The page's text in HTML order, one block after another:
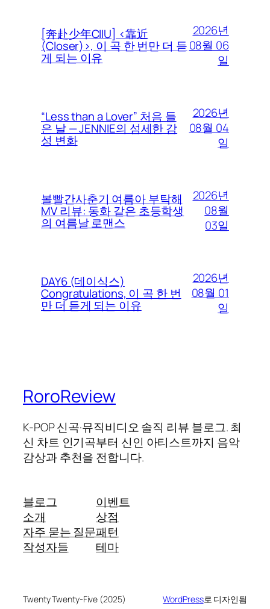
[奔赴少年CIIU] <靠近
(Closer)>, 이 곡 한 번만 더 듣
게 되는 이유
2026년
08월 06
일
“Less than a Lover” 처음 들
은 날 — JENNIE의 섬세한 감
성 변화
2026년
08월 04
일
볼빨간사춘기 여름아 부탁해
MV 리뷰: 동화 같은 초등학생
의 여름날 로맨스
2026년
08월
03일
DAY6 (데이식스)
Congratulations, 이 곡 한 번
만 더 듣게 되는 이유
2026년
08월 01
일
RoroReview
K-POP 신곡·뮤직비디오 솔직 리뷰 블로그. 최
신 차트 인기곡부터 신인 아티스트까지 음악
감상과 추천을 전합니다.
블로그
소개
자주 묻는 질문
작성자들
이벤트
상점
패턴
테마
Twenty Twenty-Five (2025) WordPress로 디자인됨